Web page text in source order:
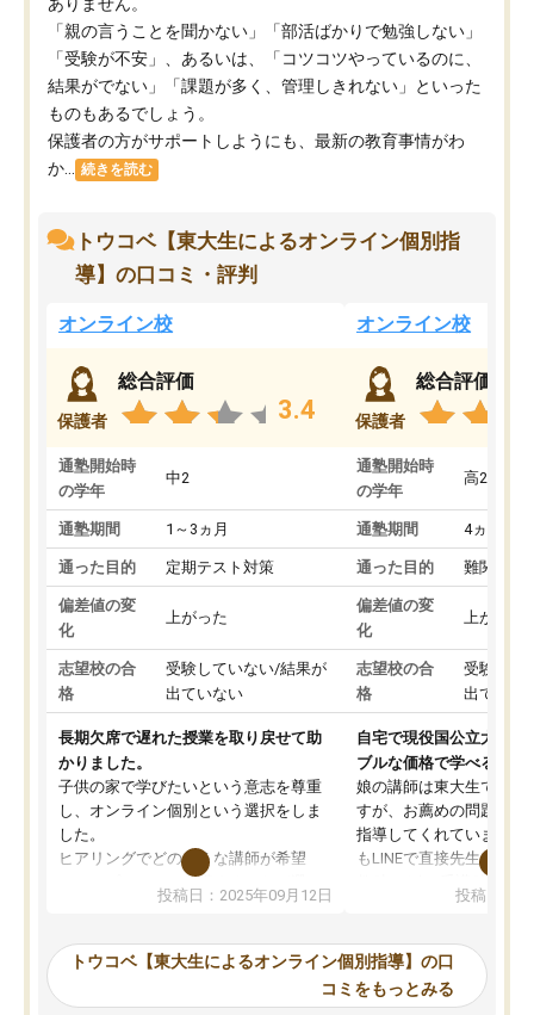
「親の言うことを聞かない」「部活ばかりで勉強しない」
「受験が不安」、あるいは、「コツコツやっているのに、
結果がでない」「課題が多く、管理しきれない」といった
ものもあるでしょう。
保護者の方がサポートしようにも、最新の教育事情がわ
か...
続きを読む
トウコベ【東大生によるオンライン個別指
導】の口コミ・評判
オンライン校
保護者
総合評価
3.4
通塾開始時
の学年
中2
通塾期間 1～3ヵ月
通った目的 定期テスト対策
偏差値の変
化
上がった
志望校の合
格
受験していない/結果が
出ていない
長期欠席で遅れた授業を取り戻せて助
かりました。
子供の家で学びたいという意志を尊重
し、オンライン個別という選択をしま
した。
ヒアリングでどのような講師が希望
か、オプションは付帯するかなど選ぶ
事が出来ました。
ーティングを行い、その講師で良いか
見てから講師を決定する事ができま
投稿日：2025年09月12日
オンライン校
保護者
総合評価
通塾開始時
の学年
高2
通塾期間 4ヵ月～1
通った目的 難関私立
偏差値の変
化
上がった
志望校の合
格
受験して
出ていな
自宅で現役国公立大学生
ブルな価格で学べる
娘の講師は東大生では無
すが、お薦めの問題集や
指導してくれています。
もLINEで直接先生に質問
めれるので、個人に合
いなのがあり(有料)、受
ことをどんなスケジュー
くか相談したのですが、
投稿日：
トウコベ【東大生によるオンライン個別指導】の口
コミをもっとみる